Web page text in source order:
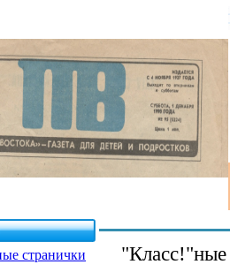
странички
"Класс!"ные